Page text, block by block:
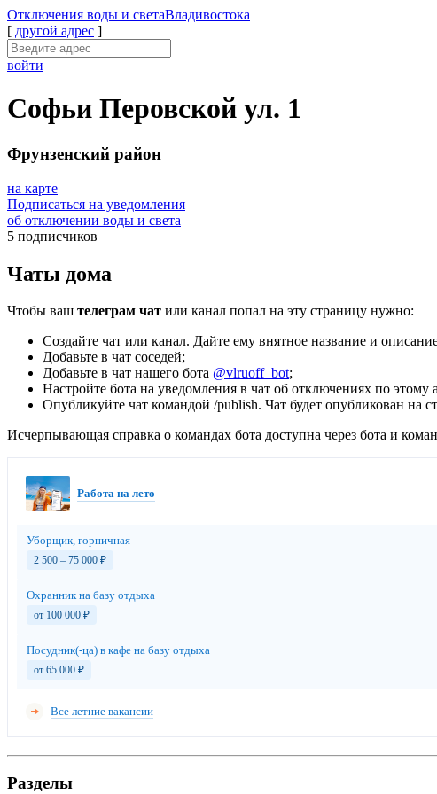
Отключения воды и светаВладивостока
[ другой адрес ]
войти
Софьи Перовской ул. 1
Фрунзенский район
на карте
Подписаться на уведомления
об отключении воды и света
5 подписчиков
Чаты дома
Чтобы ваш телеграм чат или канал попал на эту страницу нужно:
Создайте чат или канал. Дайте ему внятное название и
Добавьте в чат соседей;
Добавьте в чат нашего бота @vlruoff_bot;
Настройте бота на уведомления в чат об отключениях по
Опубликуйте чат командой /publish. Чат будет опубликован на
Исчерпывающая справка о командах бота доступна через бота и
Работа на лето
Уборщик, горничная
2 500 – 75 000 ₽
Охранник на базу отдыха
от 100 000 ₽
Посудник(-ца) в кафе на базу отдыха
от 65 000 ₽
Все летние вакансии
Разделы